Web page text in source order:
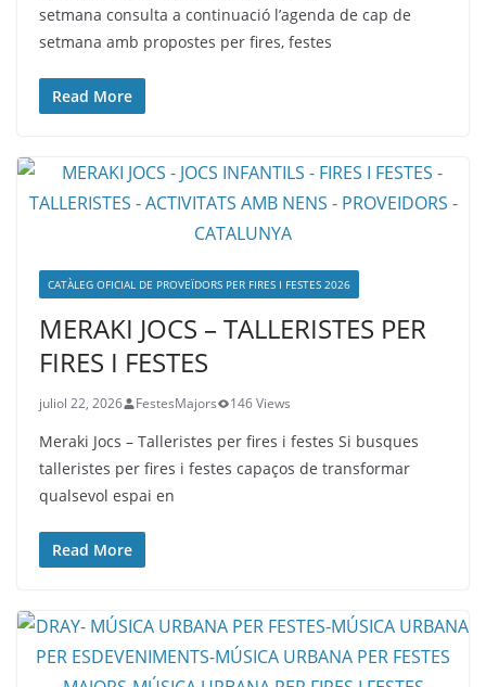
setmana consulta a continuació l’agenda de cap de
setmana amb propostes per fires, festes
Read More
CATÀLEG OFICIAL DE PROVEÏDORS PER FIRES I FESTES 2026
MERAKI JOCS – TALLERISTES PER
FIRES I FESTES
juliol 22, 2026 FestesMajors 146 Views
Meraki Jocs – Talleristes per fires i festes Si busques
talleristes per fires i festes capaços de transformar
qualsevol espai en
Read More